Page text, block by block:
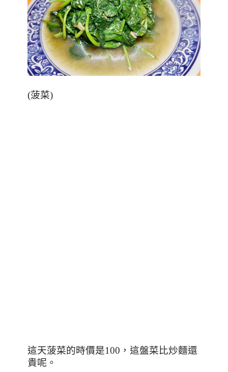
(菠菜)
這天菠菜的時價是100 ，這盤菜比炒麵還
貴呢。